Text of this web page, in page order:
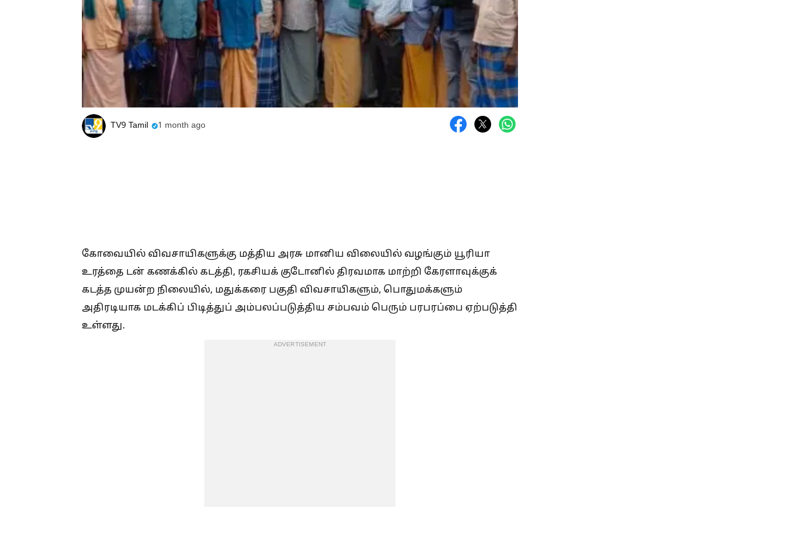
TV9 Tamil 1 month ago
கோவையில் விவசாயிகளுக்கு மத்திய அரசு மானிய விலையில் வழங்கும் யூரியா
உரத்தை டன் கணக்கில் கடத்தி, ரகசியக் குடோனில் திரவமாக மாற்றி கேரளாவுக்குக்
கடத்த முயன்ற நிலையில், மதுக்கரை பகுதி விவசாயிகளும், பொதுமக்களும்
அதிரடியாக மடக்கிப் பிடித்துப் அம்பலப்படுத்திய சம்பவம் பெரும் பரபரப்பை ஏற்படுத்தி
உள்ளது.
ADVERTISEMENT